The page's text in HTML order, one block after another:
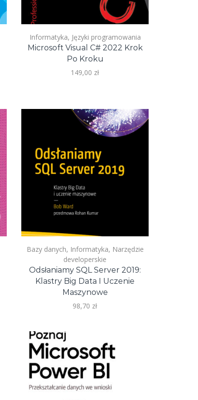
Informatyka, Języki programowania
Microsoft Visual C# 2022 Krok
Po Kroku
149,00 zł
Bazy danych, Informatyka, Narzędzie
developerskie
Odsłaniamy SQL Server 2019:
Klastry Big Data I Uczenie
Maszynowe
98,70 zł